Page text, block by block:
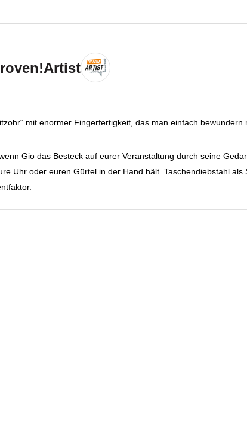
mit enormer Fingerfertigkeit, das man einfach bewundern
Gio das Besteck auf eurer Veranstaltung durch seine
Uhr oder euren Gürtel in der Hand hält. Taschendiebstahl